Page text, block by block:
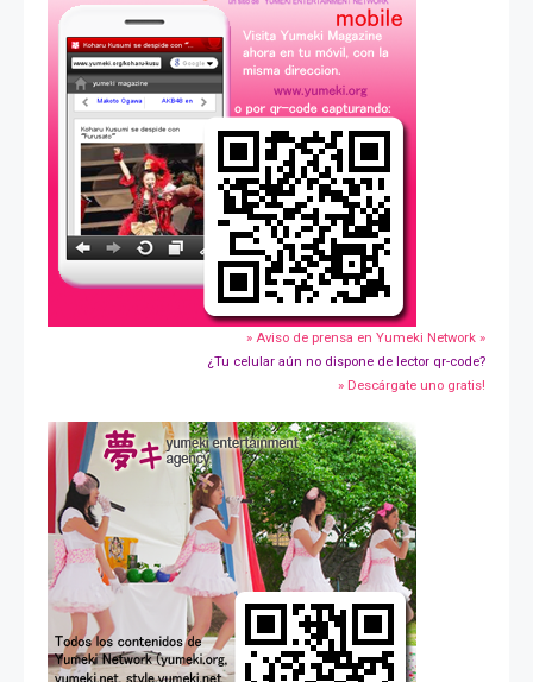
» Aviso de prensa en Yumeki Network »
¿Tu celular aún no dispone de lector qr-code?
» Descárgate uno gratis!